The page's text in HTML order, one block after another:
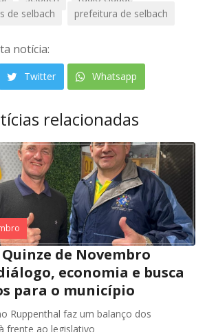
de selbach prefeitura de selbach
notícia:
Twitter Whatsapp
relacionadas
de Novembro
economia e busca
para o município
Ruppenthal faz um balanço dos
frente ao legislativo